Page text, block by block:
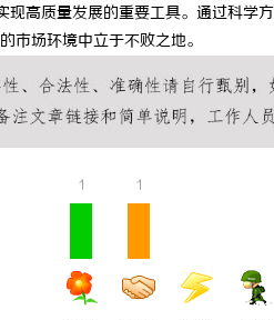
高质量发展的重要工具。通过科学
市场环境中立于不败之地。
1 1
揭秘！专业充电桩项目软件开发